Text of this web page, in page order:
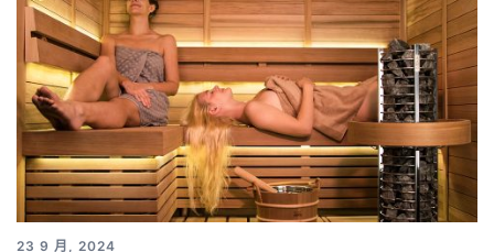
23 9 月, 2024